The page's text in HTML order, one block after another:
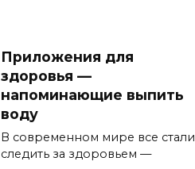
Приложения для
здоровья —
напоминающие выпить
воду
В современном мире все стали
следить за здоровьем —